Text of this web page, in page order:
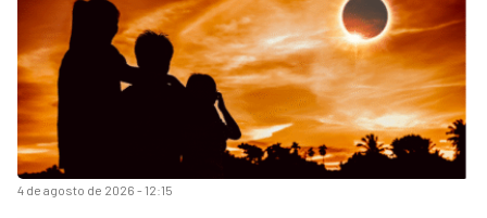
4 de agosto de 2026 - 12:15